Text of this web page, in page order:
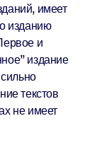
имеет
изданию
и
издание
текстов
не имеет